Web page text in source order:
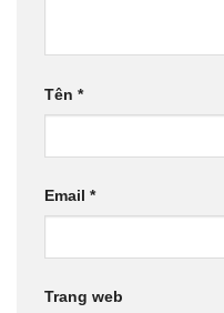
Tên *
Email *
Trang web